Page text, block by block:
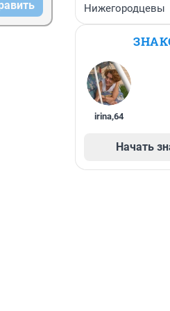
Нижегородцевы
irina,64
Начать